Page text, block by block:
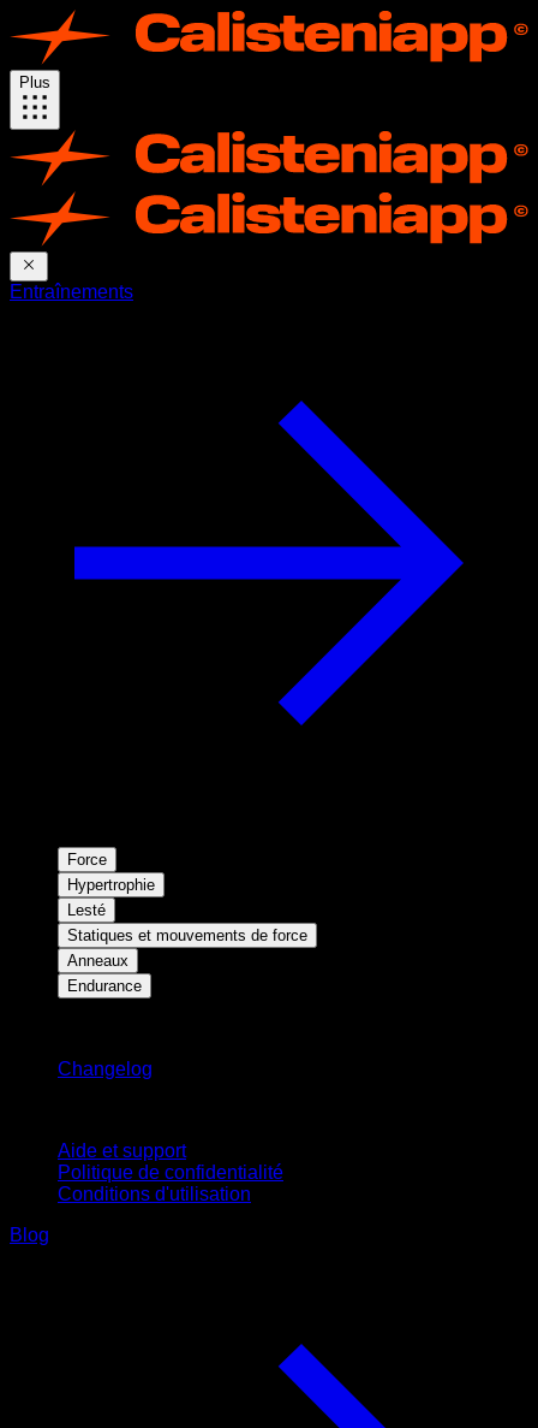
Plus
Entraînements
Force
Hypertrophie
Lesté
Statiques et mouvements de force
Anneaux
Endurance
Changelog
Aide et support
Politique de confidentialité
Conditions d'utilisation
Blog